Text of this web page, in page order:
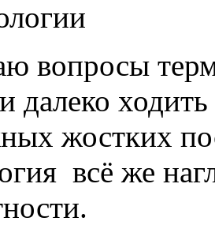
вопросы
далеко
жостких
всё же